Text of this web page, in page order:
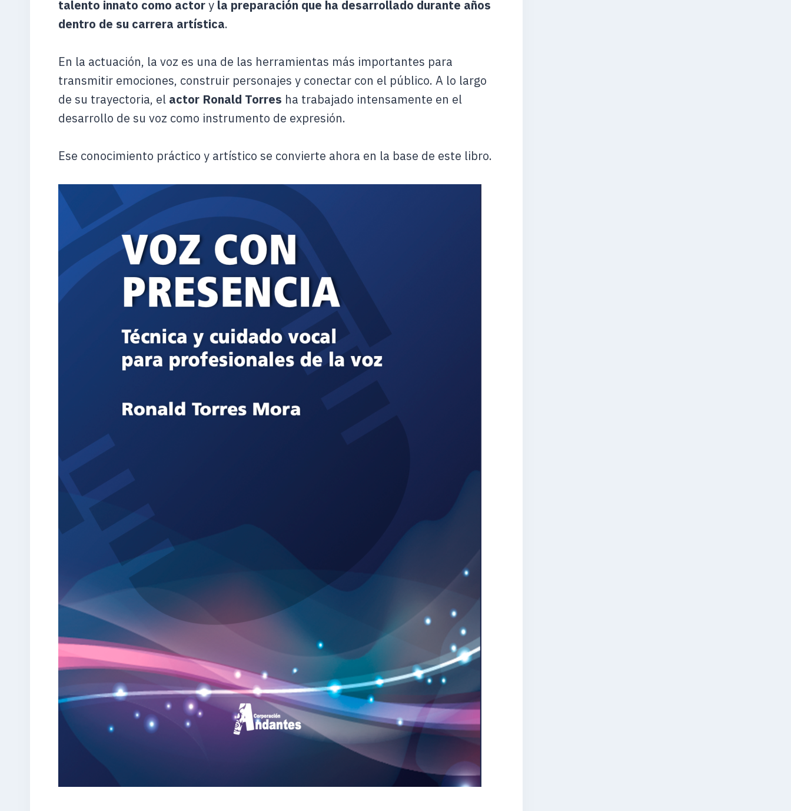
talento innato como actory la preparación que ha desarrollado durante años
dentro de su carrera artística.
En la actuación, la voz es una de las herramientas más importantes para
transmitir emociones, construir personajes y conectar con el público. A lo largo
de su trayectoria, el actor Ronald Torres ha trabajado intensamente en el
desarrollo de su voz como instrumento de expresión.
Ese conocimiento práctico y artístico se convierte ahora en la base de este libro.